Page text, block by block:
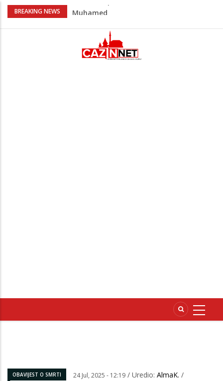
BREAKING NEWS
U Americi na Ahiret preselila Dervišević
Milionske odluke na sjednici Vlade USK:
Evo kome je dodijeljen novac
Američki kongresmeni traže od Trumpa:
OBAVIJEST O SMRTI 24 Jul, 2025 - 12:19 / Uredio: AlmaK. /